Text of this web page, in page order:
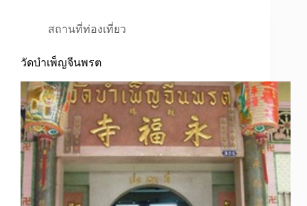
สถานที่ท่องเที่ยว
วัดบำเพ็ญจีนพรต